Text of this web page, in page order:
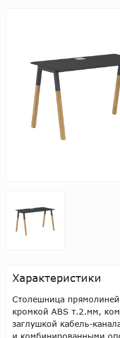
Характеристики
Столешница
кромкой ABS т.2.мм,
заглушкой кабель-
и комбинированными